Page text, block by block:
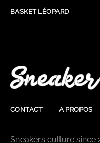
BASKET LÉOPARD
CONTACT A PROPOS
Sneakers culture since